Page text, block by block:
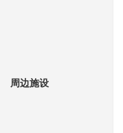
周边施设